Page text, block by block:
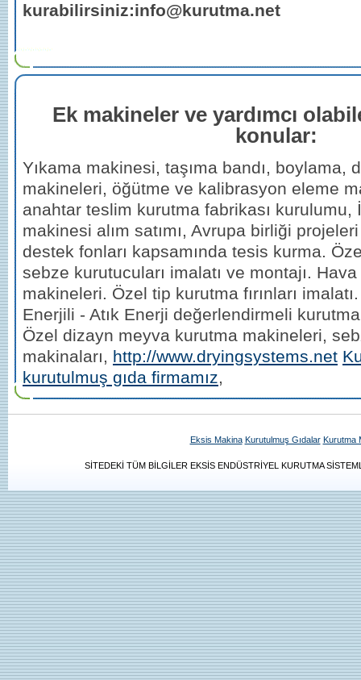
kurabilirsiniz:info@kurutma.net
Ek makineler ve yardımcı
konular:
Yıkama makinesi, taşıma bandı, boylama,
makineleri, öğütme ve kalibrasyon eleme
anahtar teslim kurutma fabrikası kurulumu,
makinesi alım satımı, Avrupa birliği
destek fonları kapsamında tesis kurma.
sebze kurutucuları imalatı ve montajı.
makineleri. Özel tip kurutma fırınları
Enerjili - Atık Enerji değerlendirmeli
Özel dizayn meyva kurutma makineleri,
makinaları, http://www.dryingsystems.net
kurutulmuş gıda firmamız,
Eksis Makina Kurutulmuş Gıdalar Kurutma
SİTEDEKİ TÜM BİLGİLER EKSİS ENDÜSTRİYEL KURUTMA